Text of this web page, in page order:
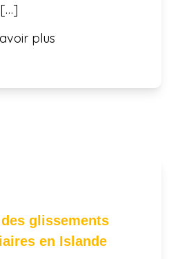
plus
glissements
en Islande